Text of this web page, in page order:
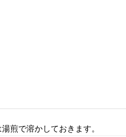
煎で溶かしておきます。